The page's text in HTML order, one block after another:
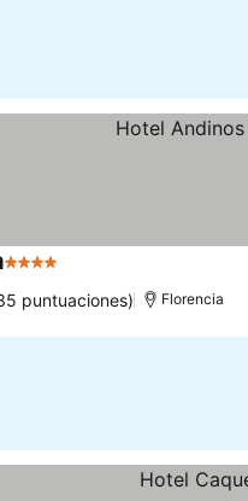
4 Estrellas
puntuaciones) Florencia